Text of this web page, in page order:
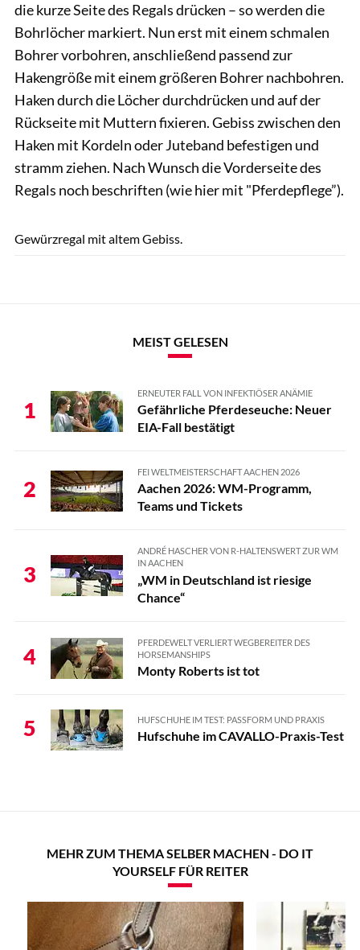
die kurze Seite des Regals drücken – so werden die
Bohrlöcher markiert. Nun erst mit einem schmalen
Bohrer vorbohren, anschließend passend zur
Hakengröße mit einem größeren Bohrer nachbohren.
Haken durch die Löcher durchdrücken und auf der
Rückseite mit Muttern fixieren. Gebiss zwischen den
Haken mit Kordeln oder Juteband befestigen und
stramm ziehen. Nach Wunsch die Vorderseite des
Regals noch beschriften (wie hier mit "Pferdepflege”).
Gewürzregal mit altem Gebiss.
MEIST GELESEN
1
ERNEUTER FALL VON INFEKTIÖSER ANÄMIE
Gefährliche Pferdeseuche: Neuer
EIA-Fall bestätigt
2
FEI WELTMEISTERSCHAFT AACHEN 2026
Aachen 2026: WM-Programm,
Teams und Tickets
3
ANDRÉ HASCHER VON R-HALTENSWERT ZUR WM
IN AACHEN
„WM in Deutschland ist riesige
Chance“
4
PFERDEWELT VERLIERT WEGBEREITER DES
HORSEMANSHIPS
Monty Roberts ist tot
5 HUFSCHUHE IM TEST: PASSFORM UND PRAXIS
Hufschuhe im CAVALLO-Praxis-Test
MEHR ZUM THEMA SELBER MACHEN - DO IT
YOURSELF FÜR REITER